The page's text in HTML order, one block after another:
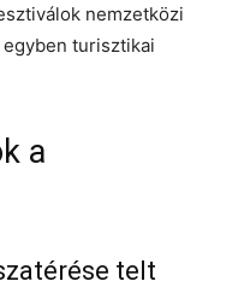
nemzetközi
turisztikai
a
telt